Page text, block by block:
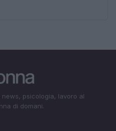
psicologia, lavoro al
di domani.